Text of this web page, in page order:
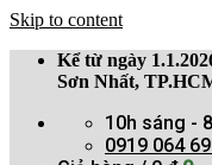
Skip to content
Kể từ ngày
Sơn Nhất,
10h sáng -
0919 064